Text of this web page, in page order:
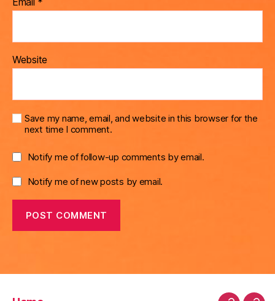
Website
Save my name, email, and website in this browser for the
next time I comment.
Notify me of follow-up comments by email.
Notify me of new posts by email.